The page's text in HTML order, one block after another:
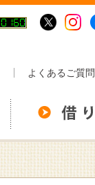
よくあるご質問